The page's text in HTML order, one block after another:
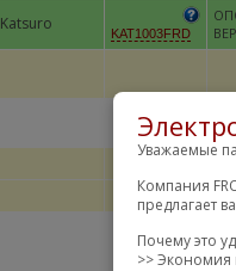
Katsuro KAT1003FRD
Уважаемые
Компания
предлагает
Почему это
>> Экономия